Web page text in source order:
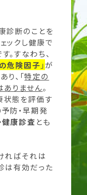
診断のことを
ックし健康で
。すなわち、
危険因子 」 が
り、「特定の
ありません。
状態を評価す
防・早期発
健康診査 とも
ればそれは
は有効だった